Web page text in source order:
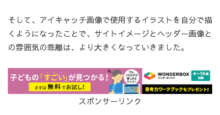
そして、アイキャッチ画像で使用するイラストを自分で描
くようになったことで、サイトイメージとヘッダー画像と
の雰囲気の乖離は、より大きくなっていきました。
スポンサーリンク